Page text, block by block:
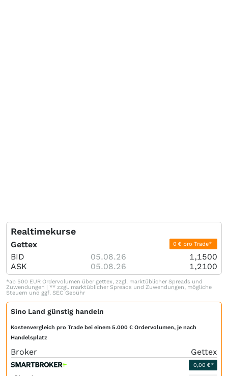
Realtimekurse
Gettex 0 € pro Trade*
BID 05.08.26
1,1500
ASK
05.08.26 1,2100
*ab 500 EUR Ordervolumen über gettex, zzgl. marktüblicher Spreads und
Zuwendungen | ** zzgl. marktüblicher Spreads und Zuwendungen, mögliche
Steuern und ggf. SEC Gebühr
Sino Land günstig handeln
Kostenvergleich pro Trade bei einem 5.000 € Ordervolumen, je nach
Handelsplatz
Broker Gettex
0,00 €*